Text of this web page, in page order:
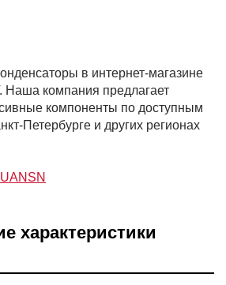
в интернет-магазине
Наша компания предлагает
компоненты по доступным
Петербурге и других регионах
характеристики